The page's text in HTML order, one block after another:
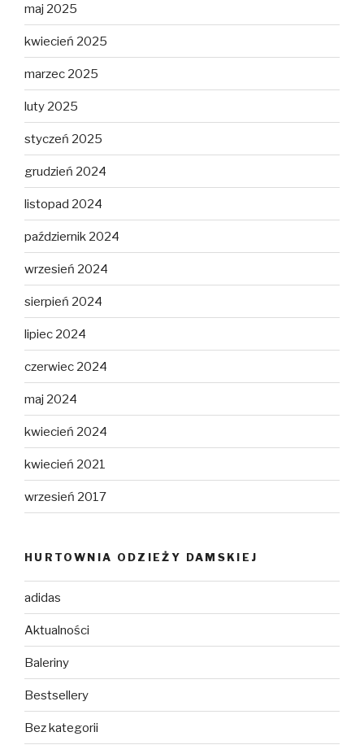
maj 2025
kwiecień 2025
marzec 2025
luty 2025
styczeń 2025
grudzień 2024
listopad 2024
październik 2024
wrzesień 2024
sierpień 2024
lipiec 2024
czerwiec 2024
maj 2024
kwiecień 2024
kwiecień 2021
wrzesień 2017
HURTOWNIA ODZIEŻY DAMSKIEJ
adidas
Aktualności
Baleriny
Bestsellery
Bez kategorii